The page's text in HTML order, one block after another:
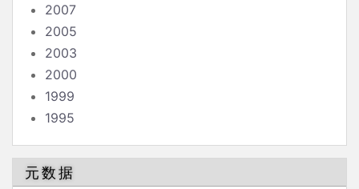
2007
2005
2003
2000
1999
1995
元数据